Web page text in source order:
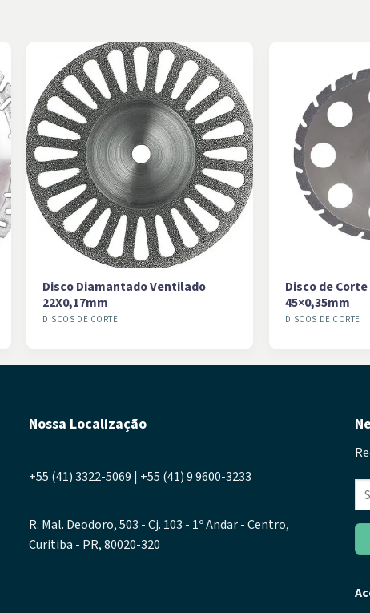
DISCOS DE CORTE
Disco Diamantado Ventilado
22X0,17mm
DISCOS DE CORTE
Disco de
45×0,35mm
Nossa Localização
+55 (41) 3322-5069 | +55 (41) 9 9600-3233
R. Mal. Deodoro, 503 - Cj. 103 - 1º Andar - Centro,
Curitiba - PR, 80020-320